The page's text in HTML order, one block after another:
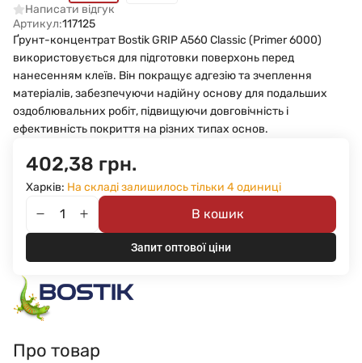
Написати відгук
Артикул:117125
Ґрунт-концентрат Bostik GRIP A560 Classic (Primer 6000)
використовується для підготовки поверхонь перед
нанесенням клеїв. Він покращує адгезію та зчеплення
матеріалів, забезпечуючи надійну основу для подальших
оздоблювальних робіт, підвищуючи довговічність і
ефективність покриття на різних типах основ.
402,38 грн.
Харків: На складі залишилось тільки 4 одиниці
В кошик
Запит оптової ціни
Про товар